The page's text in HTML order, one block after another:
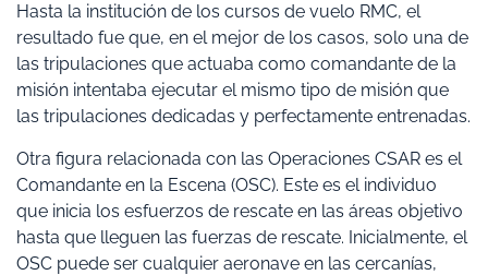
Hasta la institución de los cursos de vuelo RMC, el
resultado fue que, en el mejor de los casos, solo una de
las tripulaciones que actuaba como comandante de la
misión intentaba ejecutar el mismo tipo de misión que
las tripulaciones dedicadas y perfectamente entrenadas.
Otra figura relacionada con las Operaciones CSAR es el
Comandante en la Escena (OSC). Este es el individuo
que inicia los esfuerzos de rescate en las áreas objetivo
hasta que lleguen las fuerzas de rescate. Inicialmente, el
OSC puede ser cualquier aeronave en las cercanías,